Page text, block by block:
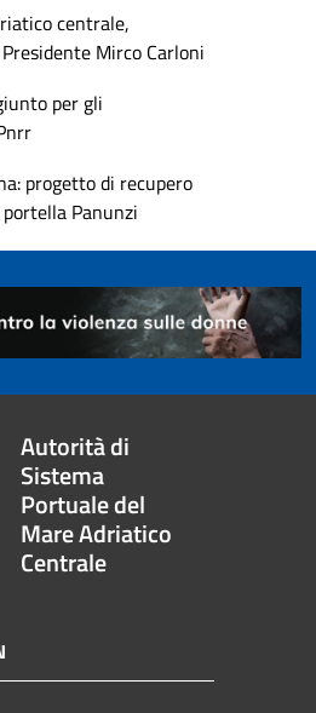
centrale,
Mirco Carloni
per gli
progetto di recupero
Panunzi
Autorità di
Sistema
Portuale del
Mare Adriatico
Centrale